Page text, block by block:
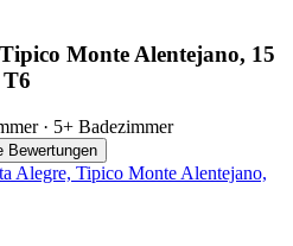
Monte Alentejano, 15
· 5+ Badezimmer
Bewertungen
Alegre, Tipico Monte Alentejano,